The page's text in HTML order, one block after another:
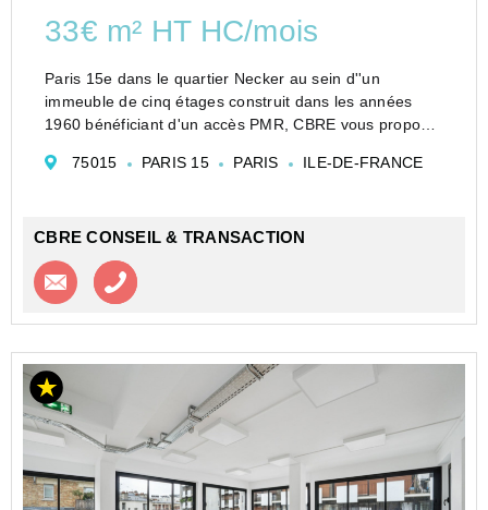
33€ m² HT HC/mois
Paris 15e dans le quartier Necker au sein d''un
immeuble de cinq étages construit dans les années
1960 bénéficiant d'un accès PMR, CBRE vous propose
fonctionnel à proximité du Métro ...
75015 PARIS 15 PARIS ILE-DE-FRANCE
CBRE CONSEIL & TRANSACTION
Contacter l'agence